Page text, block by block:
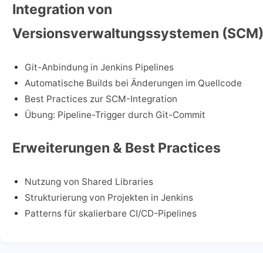
Integration von
Versionsverwaltungssystemen (SCM)
Git-Anbindung in Jenkins Pipelines
Automatische Builds bei Änderungen im Quellcode
Best Practices zur SCM-Integration
Übung: Pipeline-Trigger durch Git-Commit
Erweiterungen & Best Practices
Nutzung von Shared Libraries
Strukturierung von Projekten in Jenkins
Patterns für skalierbare CI/CD-Pipelines